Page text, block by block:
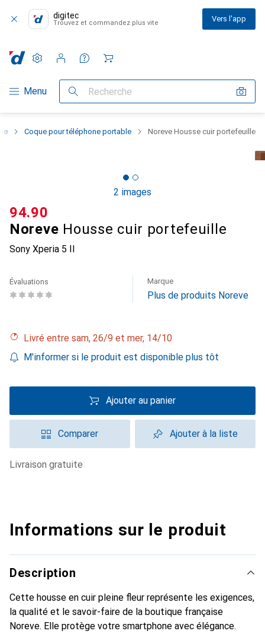
digitec
Trouvez et commandez plus vite Vers l'app
Navigation par catégorie
Menu Recherche
Paramètres
Compte client
Listes de comparaison
Listes d'envies
Panier
Coque pour téléphone portable Noreve Housse cuir portefeuille
2 images
Noreve Housse cuir portefeuille
Sony Xperia 5 II
CHF
94.90
Évaluations Marque
Plus de produits Noreve
Livré entre sam, 26/9 et mer, 14/10
M'informer si le produit est disponible plus tôt
Ajouter au panier
Comparer Ajouter à la liste
livraison gratuite
Informations sur le produit
Description
Cette housse en cuir pleine fleur représente les exigences,
la qualité et le savoir-faire de la boutique française
Noreve. Elle protège votre smartphone avec élégance.